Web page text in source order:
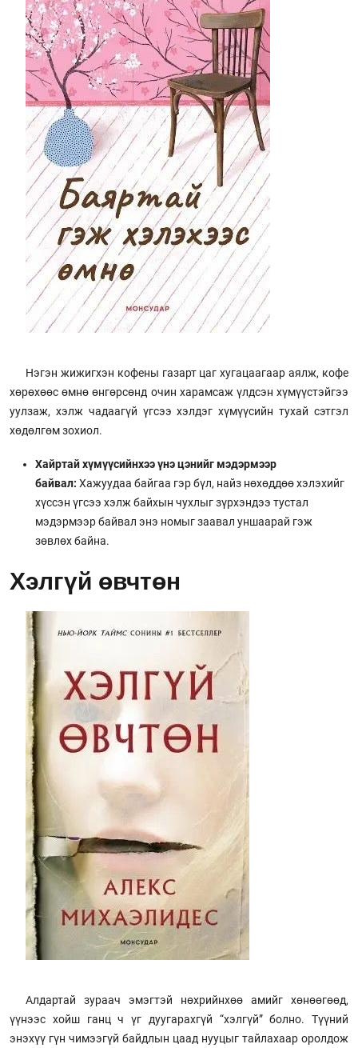
Нэгэн жижигхэн кофены газарт цаг хугацаагаар аялж, кофе
хөрөхөөс өмнө өнгөрсөнд очин харамсаж үлдсэн хүмүүстэйгээ
уулзаж, хэлж чадаагүй үгсээ хэлдэг хүмүүсийн тухай сэтгэл
хөдөлгөм зохиол.
Хайртай хүмүүсийнхээ үнэ цэнийг мэдэрмээр
байвал: Хажуудаа байгаа гэр бүл, найз нөхөддөө хэлэхийг
хүссэн үгсээ хэлж байхын чухлыг зүрхэндээ тустал
мэдэрмээр байвал энэ номыг заавал уншаарай гэж
зөвлөх байна.
Хэлгүй өвчтөн
Алдартай зураач эмэгтэй нөхрийнхөө амийг хөнөөгөөд,
үүнээс хойш ганц ч үг дуугарахгүй “хэлгүй” болно. Түүний
энэхүү гүн чимээгүй байдлын цаад нууцыг тайлахаар оролдож